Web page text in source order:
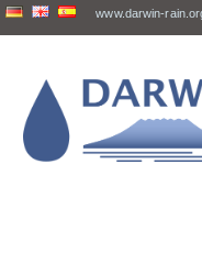
www.darwin-